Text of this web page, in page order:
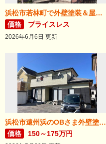
浜松市若林町で外壁塗装＆屋根リフォームが完成！
価格
プライスレス
2026年6月6日 更新
浜松市遠州浜のOBさま外壁塗装が完了しました。
価格
150～175万円